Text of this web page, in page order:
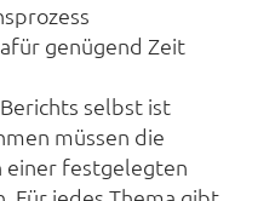
genügend Zeit
selbst ist
müssen die
einer festgelegten